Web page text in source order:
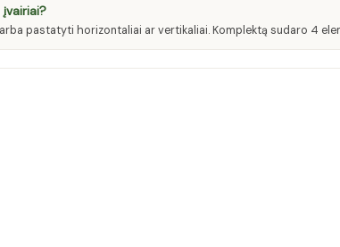
pastatyti horizontaliai ar vertikaliai. Komplektą sudaro 4